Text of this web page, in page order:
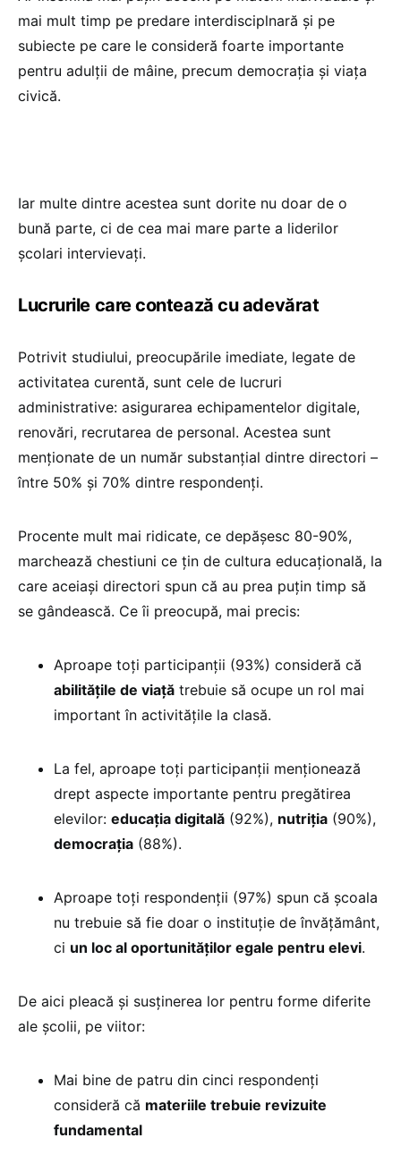
mai mult timp pe predare interdisciplnară și pe
subiecte pe care le consideră foarte importante
pentru adulții de mâine, precum democrația și viața
civică.
Iar multe dintre acestea sunt dorite nu doar de o
bună parte, ci de cea mai mare parte a liderilor
școlari intervievați.
Lucrurile care contează cu adevărat
Potrivit studiului, preocupările imediate, legate de
activitatea curentă, sunt cele de lucruri
administrative: asigurarea echipamentelor digitale,
renovări, recrutarea de personal. Acestea sunt
menționate de un număr substanțial dintre directori –
între 50% și 70% dintre respondenți.
Procente mult mai ridicate, ce depășesc 80-90%,
marchează chestiuni ce țin de cultura educațională, la
care aceiași directori spun că au prea puțin timp să
se gândească. Ce îi preocupă, mai precis:
Aproape toți participanții (93%) consideră că
abilitățile de viață trebuie să ocupe un rol mai
important în activitățile la clasă.
La fel, aproape toți participanții menționează
drept aspecte importante pentru pregătirea
elevilor: educația digitală (92%), nutriția (90%),
democrația (88%).
Aproape toți respondenții (97%) spun că școala
nu trebuie să fie doar o instituție de învățământ,
ci un loc al oportunităților egale pentru elevi.
De aici pleacă și susținerea lor pentru forme diferite
ale școlii, pe viitor:
Mai bine de patru din cinci respondenți
consideră că materiile trebuie revizuite
fundamental